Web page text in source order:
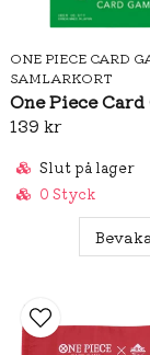
ONE PIECE CARD
SAMLARKORT
139 kr
Slut på lager
0 Styck